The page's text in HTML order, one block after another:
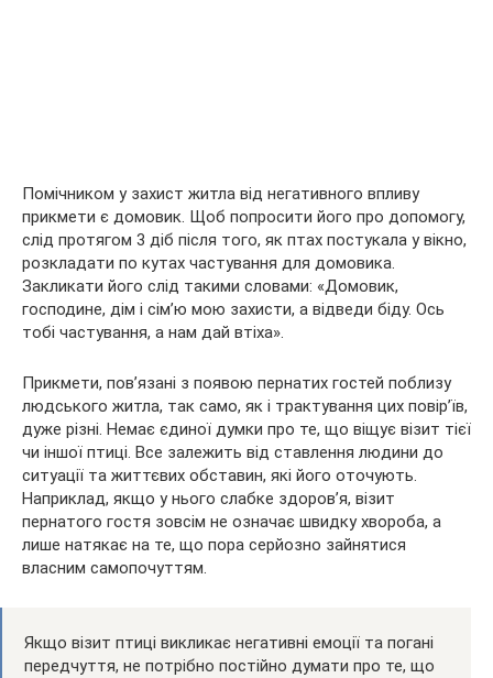
Помічником у захист житла від негативного впливу
прикмети є домовик. Щоб попросити його про допомогу,
слід протягом 3 діб після того, як птах постукала у вікно,
розкладати по кутах частування для домовика.
Закликати його слід такими словами: «Домовик,
господине, дім і сім’ю мою захисти, а відведи біду. Ось
тобі частування, а нам дай втіха».
Прикмети, пов’язані з появою пернатих гостей поблизу
людського житла, так само, як і трактування цих повір’їв,
дуже різні. Немає єдиної думки про те, що віщує візит тієї
чи іншої птиці. Все залежить від ставлення людини до
ситуації та життєвих обставин, які його оточують.
Наприклад, якщо у нього слабке здоров’я, візит
пернатого гостя зовсім не означає швидку хвороба, а
лише натякає на те, що пора серйозно зайнятися
власним самопочуттям.
Якщо візит птиці викликає негативні емоції та погані
передчуття, не потрібно постійно думати про те, що